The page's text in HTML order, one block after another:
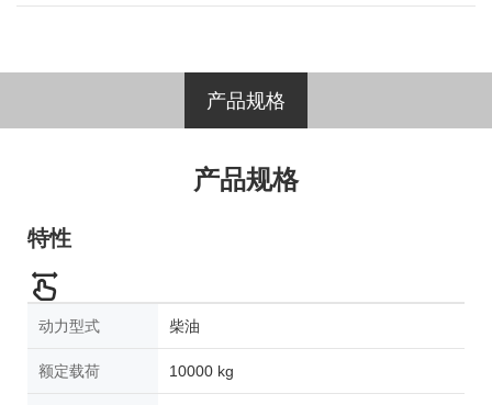
产品规格
产品规格
特性
动力型式 柴油
额定载荷 10000 kg